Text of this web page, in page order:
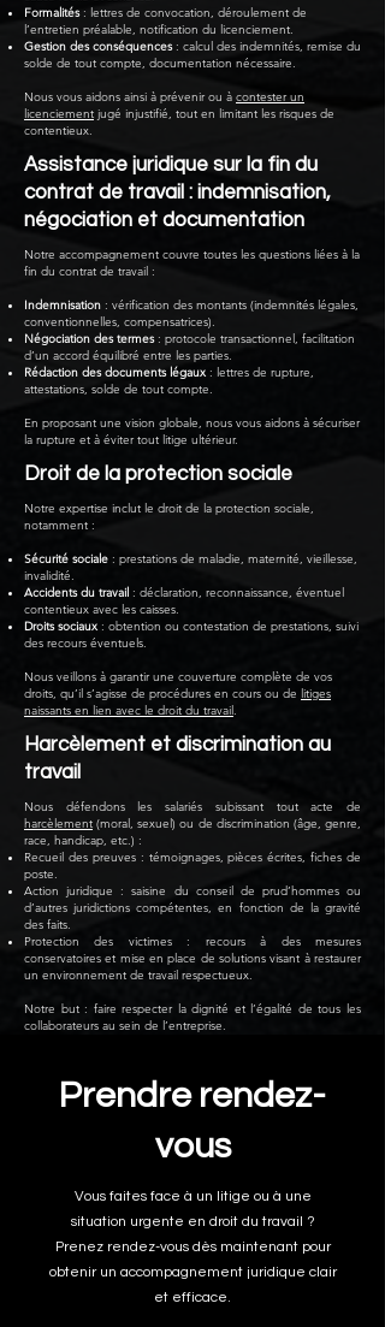
Formalités: lettres de convocation, déroulement de
l’entretien préalable, notification du licenciement.
Gestion des conséquences: calcul des indemnités, remise du
solde de tout compte, documentation nécessaire.
Nous vous aidons ainsi à prévenir ou à contester un
licenciement jugé injustifié, tout en limitant les risques de
contentieux.
Assistance juridique sur la fin du
contrat de travail : indemnisation,
négociation et documentation
Notre accompagnement couvre toutes les questions liées à la
fin du contrat de travail :
Indemnisation : vérification des montants (indemnités légales,
conventionnelles, compensatrices).
Négociation des termes : protocole transactionnel, facilitation
d’un accord équilibré entre les parties.
Rédaction des documents légaux: lettres de rupture,
attestations, solde de tout compte.
En proposant une vision globale, nous vous aidons à sécuriser
la rupture et à éviter tout litige ultérieur.
Droit de la protection sociale
Notre expertise inclut le droit de la protection sociale,
notamment :
Sécurité sociale : prestations de maladie, maternité, vieillesse,
invalidité.
Accidents du travail : déclaration, reconnaissance, éventuel
contentieux avec les caisses.
Droits sociaux : obtention ou contestation de prestations, suivi
des recours éventuels.
Nous veillons à garantir une couverture complète de vos
droits, qu’il s’agisse de procédures en cours ou de litiges
naissants en lien avec le droit du travail.
Harcèlement et discrimination au
travail
Nous défendons les salariés subissant tout acte de
harcèlement (moral, sexuel) ou de discrimination (âge, genre,
race, handicap, etc.) :
Recueil des preuves : témoignages, pièces écrites, fiches de
poste.
Action juridique : saisine du conseil de prud’hommes ou
d’autres juridictions compétentes, en fonction de la gravité
des faits.
Protection des victimes : recours à des mesures
conservatoires et mise en place de solutions visant à restaurer
un environnement de travail respectueux.
Notre but : faire respecter la dignité et l’égalité de tous les
collaborateurs au sein de l’entreprise.
Prendre rendez-
vous
Vous faites face à un litige ou à une
situation urgente en droit du travail ?
Prenez rendez-vous dès maintenant pour
obtenir un accompagnement juridique clair
et efficace.